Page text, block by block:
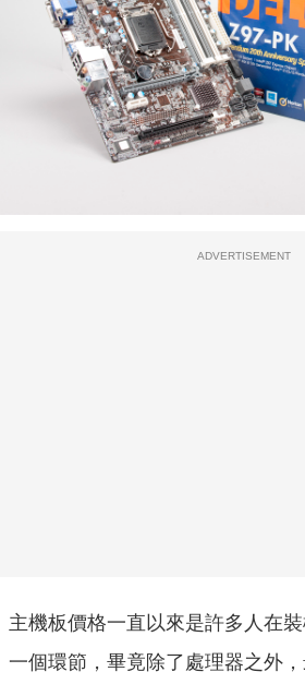
ADVERTISEMENT
主機板價格一直以來是許多人在
一個環節，畢竟除了處理器之外